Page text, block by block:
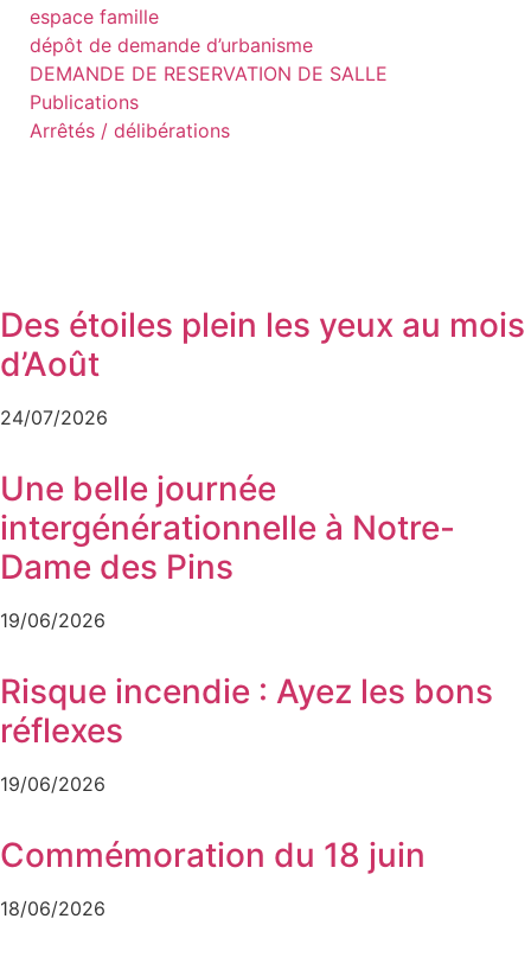
espace famille
dépôt de demande d’urbanisme
DEMANDE DE RESERVATION DE SALLE
Publications
Arrêtés / délibérations
Des étoiles plein les yeux au mois
d’Août
24/07/2026
Une belle journée
intergénérationnelle à Notre-
Dame des Pins
19/06/2026
Risque incendie : Ayez les bons
réflexes
19/06/2026
Commémoration du 18 juin
18/06/2026